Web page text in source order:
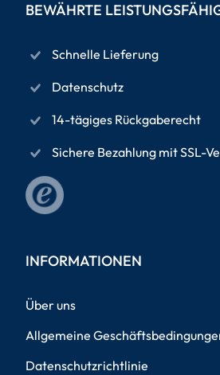
BEWÄHRTE
Schnelle Lieferung
Datenschutz
14-tägiges Rückgaberecht
Sichere Bezahlung mit SSL-
INFORMATIONEN
Über uns
Allgemeine
Datenschutzrichtlinie